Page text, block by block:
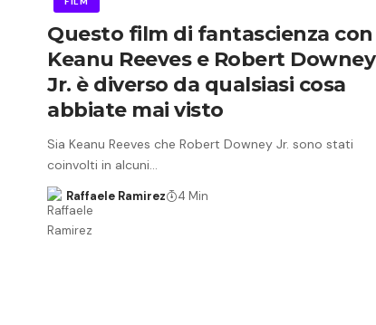
Questo film di fantascienza con
Keanu Reeves e Robert Downey
Jr. è diverso da qualsiasi cosa
abbiate mai visto
Sia Keanu Reeves che Robert Downey Jr. sono stati
coinvolti in alcuni…
Raffaele Ramirez 4 Min